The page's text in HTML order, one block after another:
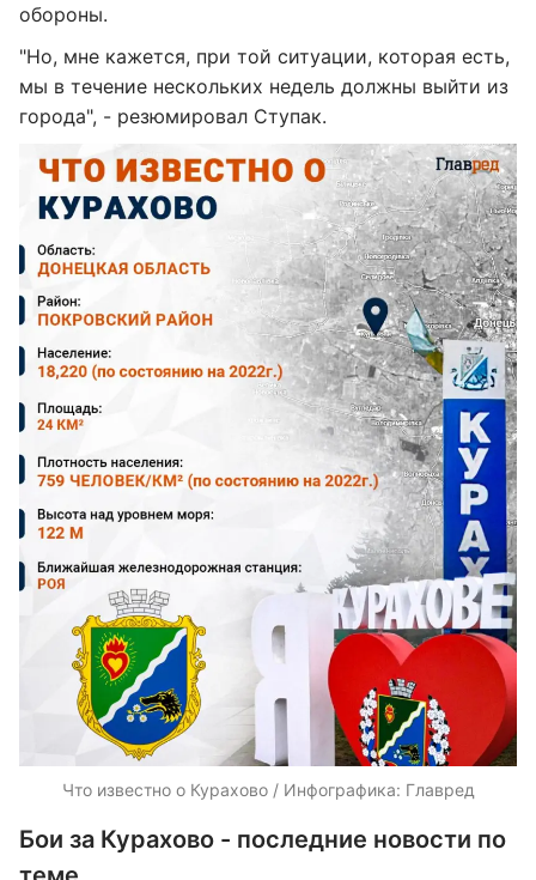
обороны.
"Но, мне кажется, при той ситуации, которая есть,
мы в течение нескольких недель должны выйти из
города", - резюмировал Ступак.
Что известно о Курахово / Инфографика: Главред
Бои за Курахово - последние новости по